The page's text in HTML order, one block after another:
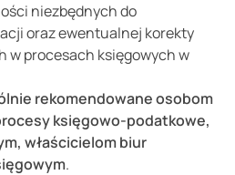
niezbędnych do
oraz ewentualnej korekty
w procesach księgowych w
rekomendowane osobom
księgowo-podatkowe,
właścicielom biur
.